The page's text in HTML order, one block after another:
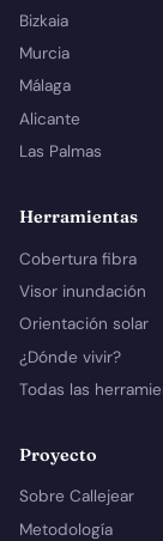
Bizkaia
Murcia
Málaga
Alicante
Las Palmas
Herramientas
Cobertura fibra
Visor inundación
Orientación solar
¿Dónde vivir?
Todas las
Proyecto
Sobre Callejear
Metodología